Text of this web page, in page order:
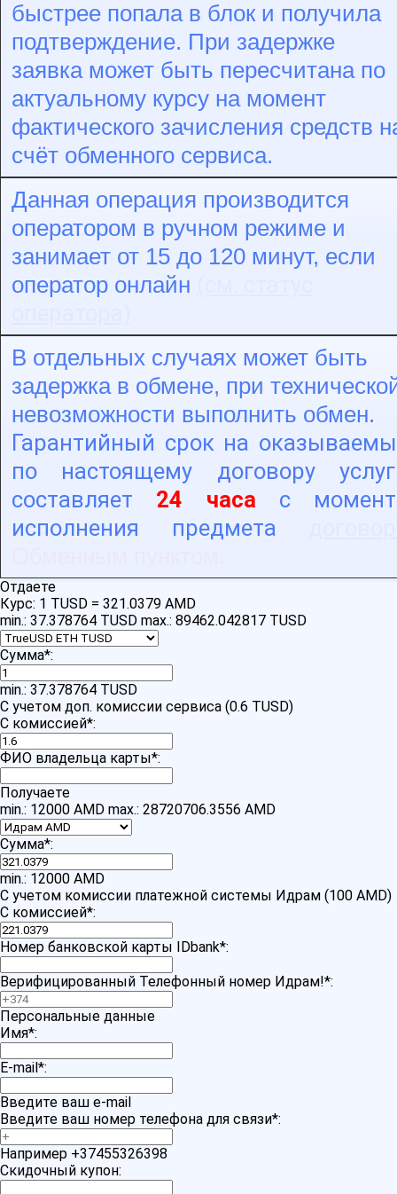
быстрее попала в блок и получила
подтверждение. При задержке
заявка может быть пересчитана по
актуальному курсу на момент
фактического зачисления средств
счёт обменного сервиса.
Данная операция производится
оператором в ручном режиме и
занимает от 15 до 120 минут, если
оператор онлайн
В отдельных случаях может быть
задержка в обмене, при
невозможности выполнить обмен.
Гарантийный срок на
по настоящему договору
составляет 24 часа с
исполнения предмета
Отдаете
Курс: 1 TUSD = 321.0379 AMD
min.: 37.378764 TUSD max.: 89462.042817 TUSD
Сумма*:
min.: 37.378764 TUSD
С учетом доп. комиссии сервиса (0.6 TUSD)
С комиссией*:
ФИО владельца карты*:
Получаете
min.: 12000 AMD max.: 28720706.3556 AMD
Сумма*:
min.: 12000 AMD
С учетом комиссии платежной системы Идрам (100 AMD)
С комиссией*:
Номер банковской карты IDbank*:
Верифицированный Телефонный номер Идрам!*:
Персональные данные
Имя*:
E-mail*:
Введите ваш e-mail
Введите ваш номер телефона для связи*:
Например +37455326398
Скидочный купон: